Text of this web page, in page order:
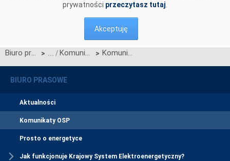
prywatności przeczytasz tutaj
Akceptuję
Biuro prasowe > Komunikaty OSP > Komunikat OSP dotyczący zawieszenia procesu Jednolitego łączenia Rynków Dnia Bieżącego w dniu 14.11.2023.
BIURO PRASOWE
Aktualności
Komunikaty OSP
Prosto o energetyce
Jak funkcjonuje Krajowy System Elektroenergetyczny?